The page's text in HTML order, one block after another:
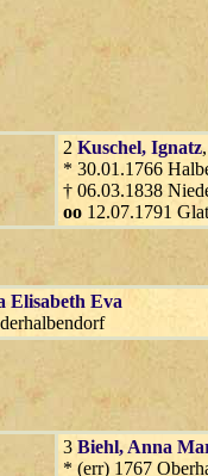
2 Kuschel, Ignatz
* 30.01.1766
† 06.03.1838
oo 12.07.1791
Elisabeth Eva
3 Biehl, Anna
* (err) 1767